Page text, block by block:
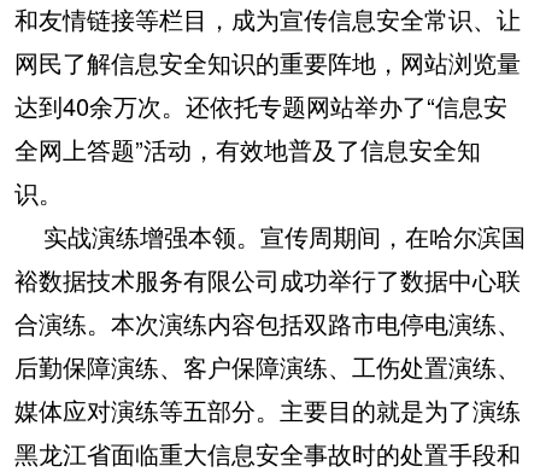
和友情链接等栏目，成为宣传信息安全常识、让
网民了解信息安全知识的重要阵地，网站浏览量
达到40余万次。还依托专题网站举办了“信息安
全网上答题”活动，有效地普及了信息安全知
识。
实战演练增强本领。宣传周期间，在哈尔滨国
裕数据技术服务有限公司成功举行了数据中心联
合演练。本次演练内容包括双路市电停电演练、
后勤保障演练、客户保障演练、工伤处置演练、
媒体应对演练等五部分。主要目的就是为了演练
黑龙江省面临重大信息安全事故时的处置手段和